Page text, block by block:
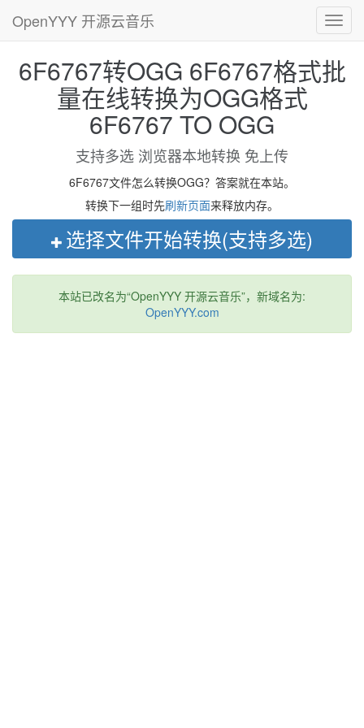
OpenYYY 开源云音乐
6F6767转OGG 6F6767格式批
量在线转换为OGG格式
6F6767 TO OGG
支持多选 浏览器本地转换 免上传
6F6767文件怎么转换OGG？答案就在本站。
转换下一组时先刷新页面来释放内存。
选择文件开始转换(支持多选)
本站已改名为“OpenYYY 开源云音乐”，新域名为:
OpenYYY.com